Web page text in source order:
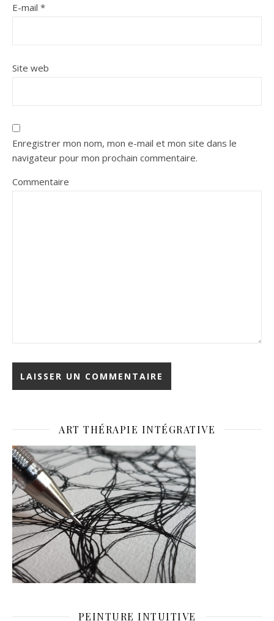
E-mail *
Site web
Enregistrer mon nom, mon e-mail et mon site dans le
navigateur pour mon prochain commentaire.
Commentaire
ART THÉRAPIE INTÉGRATIVE
PEINTURE INTUITIVE